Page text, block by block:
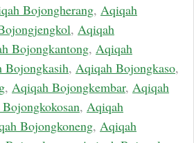
Bojongherang, Aqiqah
, Aqiqah
Bojongkantong, Aqiqah
Bojongkasih, Aqiqah Bojongkaso,
, Aqiqah Bojongkembar, Aqiqah
, Aqiqah
Bojongkoneng, Aqiqah